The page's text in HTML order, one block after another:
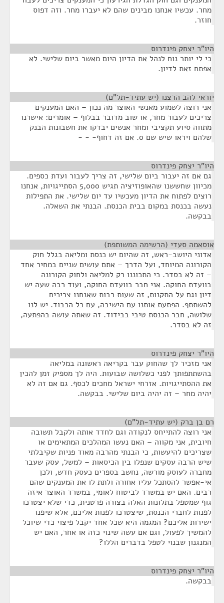
מחר. עכשיו אנחנו מבינים שהם לא יעברו מחר. וזה דפוס
חוזר.
היו"ר יצחק פינדרוס
כי לי יותר נוח לנהל את הדיון היום מאשר ביום שלישי. לא
אפתח זאת לדיון.
יוראי להב הרצנו (יש עתיד-תל"ם)
אני רוצה לשמוע מאנשי האוצר מה נכון – האם המענקים
צריכים לעבור מחר, או שוב מדובר בבלוף – אומרים: אישרנו
מתווה סיוע תקציבי ומחר אנשים יבדקו את חשבונות הבנק
שלהם ויראו שיש שם 0. אם זה דחוף- - -
היו"ר יצחק פינדרוס
גם אם זה יעבור ביום שלישי, זה צריך לעבור ועדת כספים.
מכיוון שחששנו שהאופוזיציה תגיש 5,000 הסתייגויות, אנחנו
רוצים לפתוח את הדיון מעכשיו עד יום שלישי. את התפילות
נעשה בכנסת במקום בבית הכנסת. הבנתי את השאלה.
בבקשה.
אוסאמה סעדי (הרשימה המשותפת)
אדוני היושב-ראש, זה שהיום יש כנסת ומליאה בגלל חוק
הקורונה המיוחד, ועל הדרך – אתם עושים שניים במחיר אחד
– זה לא בסדר. כי התכוננו רק למליאה ולחוק הקורונה
בוועדת החוקה. אני חבר בוועדת החוקה, ועוד רבה שעה יש
דיון וגם על התקנות, זה שעות רבות שאנחנו צריכים
להשתתף. הפתעת אותנו עם הישיבה, עם כל הכבוד. יש לנו
שלושה, חבר הכנסת טיבי בבידוד. זה שאתה עושה בהפתעה,
זה לא בסדר.
היו"ר יצחק פינדרוס
אני מזכיר לך שהחוק עבר בקריאה ראשונה במליאה
בהשתתפותך לפני כשלושה שבועות. היה לך מספיק זמן להכין
את ההסתייגויות. אזרחי ישראל מחכים לכסף. גם אם זה לא
יהיה מחר – זה יהיה ביום שלישי. בבקשה.
רם בן ברק (יש עתיד-תל"ם)
אני רוצה להתייחס לנקודה וגם לחדד אותה ולקבל תשובה
חיובית, אני מקווה – האם נעשו המהלכים המתאימים או
שצריכים להיעשות, כי הבנתי מהרבה מאוד פניות שקיבלתי
שיש הרבה עסקים שנפלו בין הכיסאות – למשל, עסק שעבר
מחברה לעוסק מורשה, נחשב בספרים כעסק חדש, ולכן
אי-אפשר להסתכל עליו אחורה ולתת לו את המענקים שהם
רבים. האם יש במשרד לביטוח לאומי, במשרד האוצר איזה
גוף שמטפל בתלונות האלה בצורה פרטנית, כדי שלא יצטרכו
לפנות לחברי הכנסת, שיצטרכו לפנות אליכם, אלא שיפנו
ישירות אליכם? המגמה היא שכל אחד יקבל פיצוי כדי שיוכל
להמשיך לפעול, וגם אם עשה שינוי כזה או אחר, האם יש
המנגנון שבנוי לטפל בדברים הללו?
היו"ר יצחק פינדרוס
בבקשה.